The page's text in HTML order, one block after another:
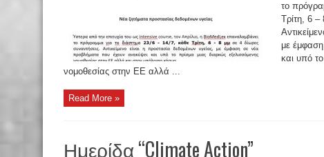
το
Τρίτη, 6 –
με
και υπό
νομοθεσίας στην ΕΕ αλλά ...
Read More »
Ημερίδα “Climate Action”